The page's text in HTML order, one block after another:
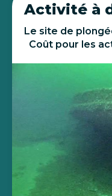
Activité à
Le site de
Coût pour les